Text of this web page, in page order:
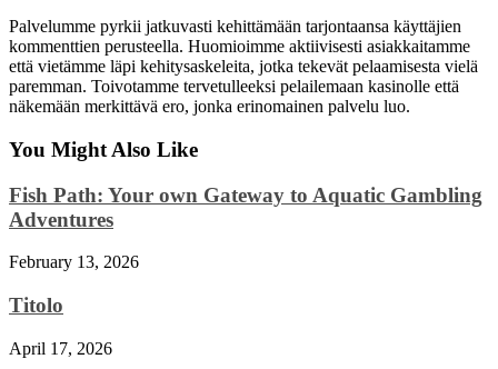
Palvelumme pyrkii jatkuvasti kehittämään tarjontaansa käyttäjien
kommenttien perusteella. Huomioimme aktiivisesti asiakkaitamme
että vietämme läpi kehitysaskeleita, jotka tekevät pelaamisesta vielä
paremman. Toivotamme tervetulleeksi pelailemaan kasinolle että
näkemään merkittävä ero, jonka erinomainen palvelu luo.
You Might Also Like
Fish Path: Your own Gateway to Aquatic Gambling
Adventures
February 13, 2026
Titolo
April 17, 2026